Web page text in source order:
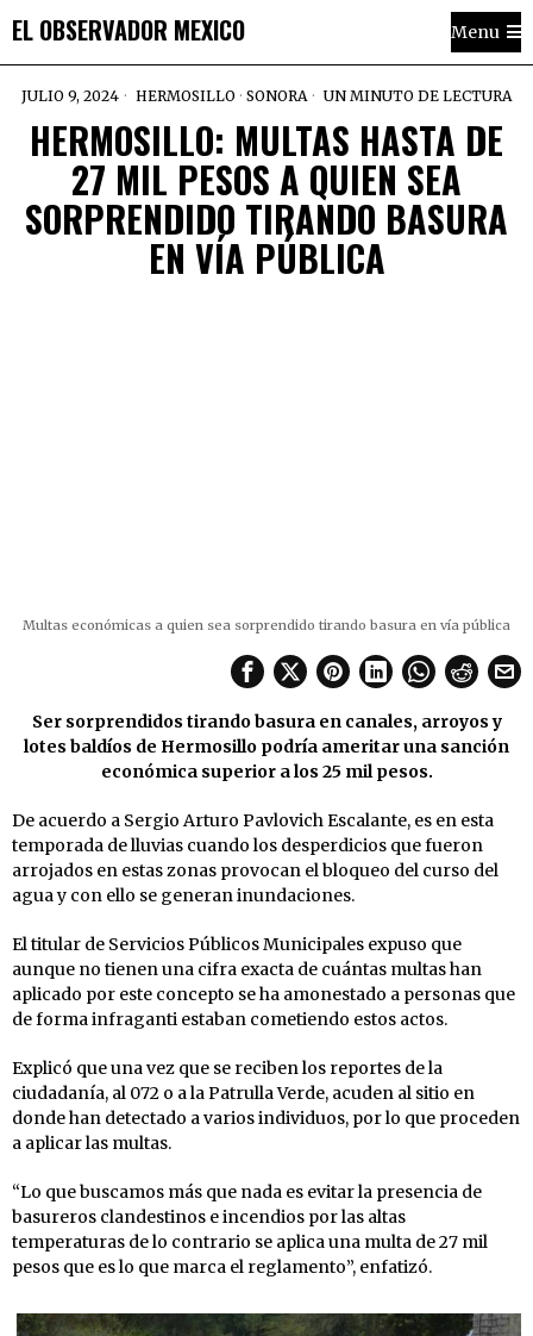
EL OBSERVADOR MEXICO Menu
JULIO 9, 2024 HERMOSILLO · SONORA UN MINUTO DE LECTURA
HERMOSILLO: MULTAS HASTA DE
27 MIL PESOS A QUIEN SEA
SORPRENDIDO TIRANDO BASURA
EN VÍA PÚBLICA
Multas económicas a quien sea sorprendido tirando basura en vía pública
Ser sorprendidos tirando basura en canales, arroyos y
lotes baldíos de Hermosillo podría ameritar una sanción
económica superior a los 25 mil pesos.
De acuerdo a Sergio Arturo Pavlovich Escalante, es en esta
temporada de lluvias cuando los desperdicios que fueron
arrojados en estas zonas provocan el bloqueo del curso del
agua y con ello se generan inundaciones.
El titular de Servicios Públicos Municipales expuso que
aunque no tienen una cifra exacta de cuántas multas han
aplicado por este concepto se ha amonestado a personas que
de forma infraganti estaban cometiendo estos actos.
Explicó que una vez que se reciben los reportes de la
ciudadanía, al 072 o a la Patrulla Verde, acuden al sitio en
donde han detectado a varios individuos, por lo que proceden
a aplicar las multas.
“Lo que buscamos más que nada es evitar la presencia de
basureros clandestinos e incendios por las altas
temperaturas de lo contrario se aplica una multa de 27 mil
pesos que es lo que marca el reglamento”, enfatizó.